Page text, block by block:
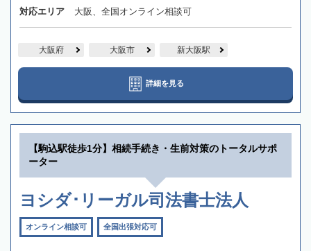
対応エリア 大阪、全国オンライン相談可
大阪府 大阪市 新大阪駅
詳細を見る
【駒込駅徒歩1分】相続手続き・生前対策のトータルサポ
ーター
ヨシダ･リーガル司法書士法人
オンライン相談可 全国出張対応可